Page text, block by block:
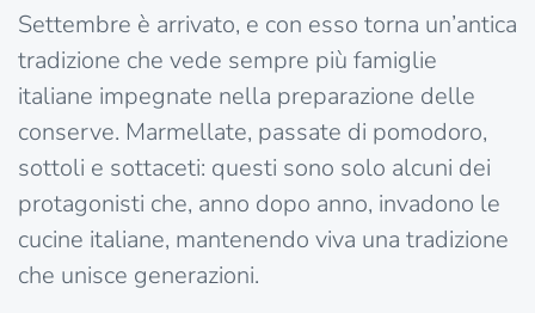
Settembre è arrivato, e con esso torna un’antica
tradizione che vede sempre più famiglie
italiane impegnate nella preparazione delle
conserve. Marmellate, passate di pomodoro,
sottoli e sottaceti: questi sono solo alcuni dei
protagonisti che, anno dopo anno, invadono le
cucine italiane, mantenendo viva una tradizione
che unisce generazioni.